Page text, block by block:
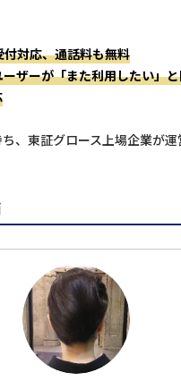
対応、通話料も無料
ザーが「また利用したい」
、東証グロース上場企業が